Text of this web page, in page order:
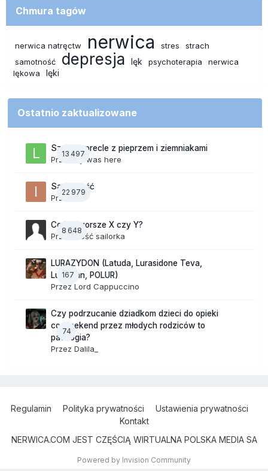
Chmura tagów
nerwica natręctw nerwica stres
strach
samotność
depresja lęk psychoterapia
nerwica
lękowa
lęki
Ostatnio zaktualizowane
13 497
Szalone precle z pieprzem i ziemniakami
Przez lily was here
22 979
Samotność
Przezixi
8 648
Co jest gorsze X czy Y?
Przez Gość sailorka
167
LURAZYDON (Latuda, Lurasidone Teva,
Lurobran, POLUR)
Przez Lord Cappuccino
74
Czy podrzucanie dziadkom dzieci do opieki
co weekend przez młodych rodziców to
patologia?
Przez Dalila_
Regulamin Polityka prywatności
Ustawienia prywatności
Kontakt
NERWICA.COM JEST CZĘŚCIĄ WIRTUALNA POLSKA MEDIA SA
Powered by Invision Community